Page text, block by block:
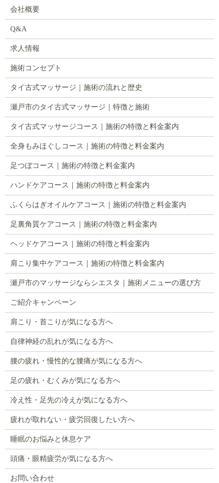
会社概要
Q&A
求人情報
施術コンセプト
タイ古式マッサージ｜施術の流れと歴史
瀬戸市のタイ古式マッサージ｜特徴と施術
タイ古式マッサージコース｜施術の特徴と料金案内
全身もみほぐしコース｜施術の特徴と料金案内
足つぼコース｜施術の特徴と料金案内
ハンドケアコース｜施術の特徴と料金案内
ふくらはぎオイルケアコース｜施術の特徴と料金案内
足裏角質ケアコース｜施術の特徴と料金案内
ヘッドケアコース｜施術の特徴と料金案内
肩こり集中ケアコース｜施術の特徴と料金案内
瀬戸市のマッサージならシエスタ｜施術メニューの選び方
ご紹介キャンペーン
肩こり・首こりが気になる方へ
自律神経の乱れが気になる方へ
腰の疲れ・慢性的な腰痛が気になる方へ
足の疲れ・むくみが気になる方へ
冷え性・足先の冷えが気になる方へ
疲れが取れない・疲労回復したい方へ
睡眠のお悩みと休息ケア
頭痛・眼精疲労が気になる方へ
お問い合わせ